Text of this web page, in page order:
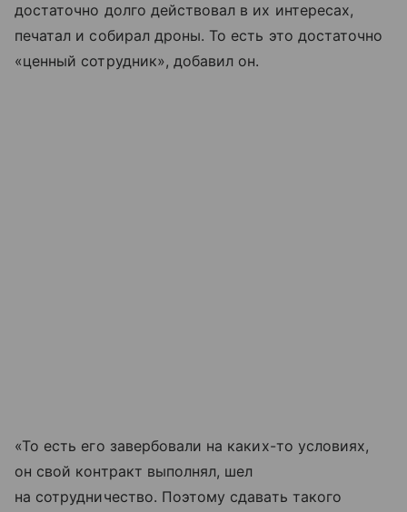
достаточно долго действовал в их интересах,
печатал и собирал дроны. То есть это достаточно
«ценный сотрудник», добавил он.
«То есть его завербовали на каких-то условиях,
он свой контракт выполнял, шел
на сотрудничество. Поэтому сдавать такого